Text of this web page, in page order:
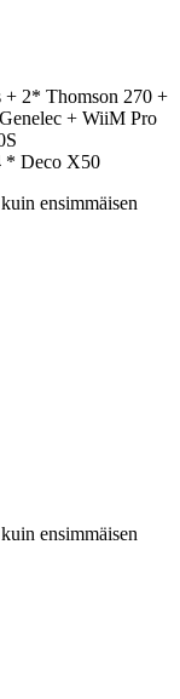
2* Thomson 270 +
+ WiiM Pro
* Deco X50
ensimmäisen
ensimmäisen